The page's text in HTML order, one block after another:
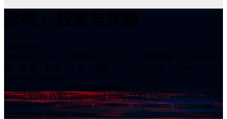
Virtual reality (VR), augmented reality (AR), smart wearables, head-
mounted display equipment investment, acquisitions, mergers and
acquisitions, listings, mergers